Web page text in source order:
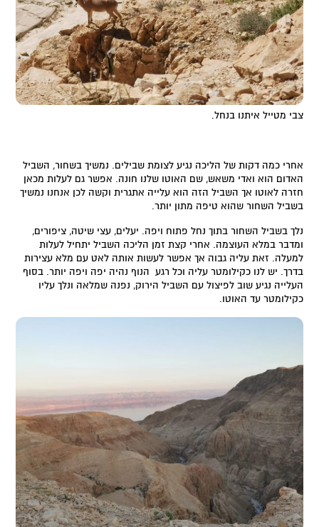
צבי מטייל איתנו בנחל.
אחרי כמה דקות של הליכה נגיע לצומת שבילים. נמשיך בשחור, השביל
האדום הוא ואדי משאש, שם האוטו שלנו חונה. אפשר גם לעלות מכאן
חזרה לאוטו אך השביל הזה הוא עלייה אתגרית וקשה לכן אנחנו נמשיך
בשביל השחור שהוא טיפה מתון יותר.
נלך בשביל השחור בתוך נחל פתוח ויפה. יעלים, עצי שיטה, ציפורים,
ומדבר במלא העוצמה. אחרי קצת זמן הליכה השביל יתחיל לעלות
למעלה. זאת עליה גבוה אך אפשר לעשות אותה לאט עם מלא עצירות
בדרך. יש לנו כקילומטר עליה וכל רגע הנוף נהיה יפה ויפה יותר. בסוף
העלייה נגיע שוב לפיצול עם השביל הירוק, נפנה שמלאה ונלך עליו
כקילומטר עד האוטו.